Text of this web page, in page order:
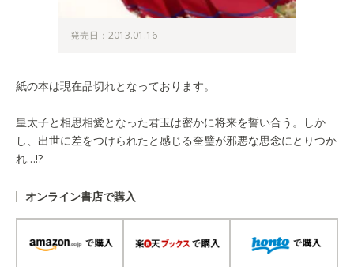
発売日：2013.01.16
紙の本は現在品切れとなっております。
皇太子と相思相愛となった君玉は密かに将来を誓い合う。しか
し、出世に差をつけられたと感じる奎璧が邪悪な思念にとりつか
れ…!?
オンライン書店で購入